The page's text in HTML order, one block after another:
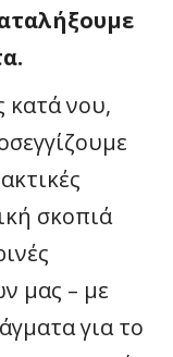
κατά νου,
σκοπιά
μας – με
για το